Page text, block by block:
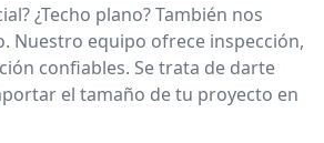
¿Techo plano? También nos
Nuestro equipo ofrece inspección,
confiables. Se trata de darte
el tamaño de tu proyecto en